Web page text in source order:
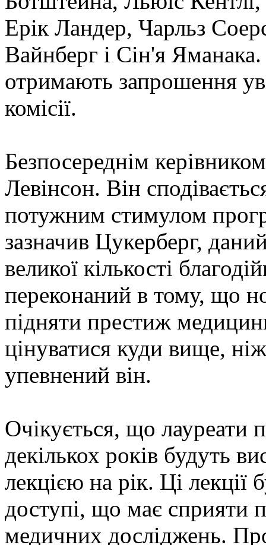
Ерік Ландер, Чарльз
Вайнберг і Сін'я
отримають запрошення
комісії.
Безпосереднім
Левінсон. Він
потужним стимулом
зазначив Цукерберг,
великої кількості
переконаний в тому, що
підняти престиж
цінуватися куди вище,
упевнений він.
Очікується, що лауреати
декількох років будуть
лекцією на рік. Ці лекції
доступі, що має сприяти
медичних досліджень.